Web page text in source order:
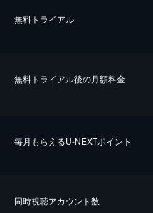
無料トライアル
無料トライアル後の⽉額料金
毎⽉もらえるU-NEXTポイント
同時視聴アカウント数